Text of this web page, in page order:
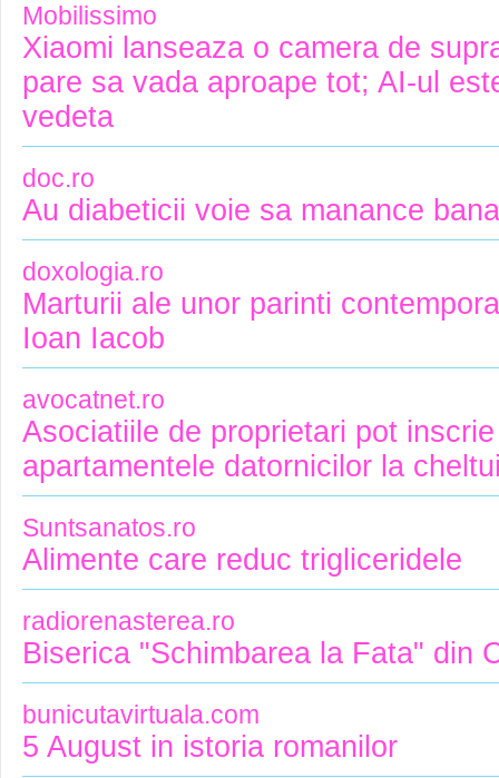
Mobilissimo
Xiaomi lanseaza o camera de
pare sa vada aproape tot; AI-ul
vedeta
doc.ro
Au diabeticii voie sa manance
doxologia.ro
Marturii ale unor parinti
Ioan Iacob
avocatnet.ro
Asociatiile de proprietari pot
apartamentele datornicilor la
Suntsanatos.ro
Alimente care reduc trigliceridele
radiorenasterea.ro
Biserica "Schimbarea la Fata" din
bunicutavirtuala.com
5 August in istoria romanilor